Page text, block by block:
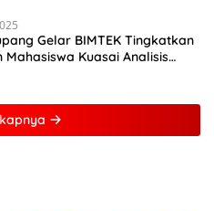
Gelar BIMTEK Tingkatkan
Mahasiswa Kuasai Analisis